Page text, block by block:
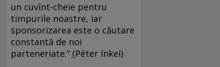
un cuvînt-cheie pentru
timpurile noastre, iar
sponsorizarea este o căutare
constantă de noi
parteneriate.“ (Péter Inkei)